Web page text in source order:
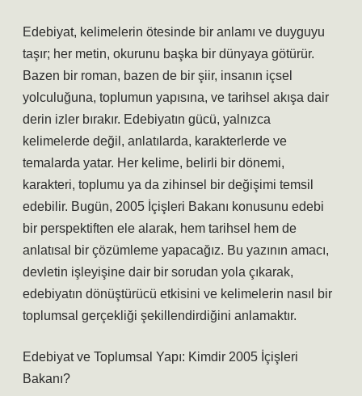
Edebiyat, kelimelerin ötesinde bir anlamı ve duyguyu
taşır; her metin, okurunu başka bir dünyaya götürür.
Bazen bir roman, bazen de bir şiir, insanın içsel
yolculuğuna, toplumun yapısına, ve tarihsel akışa dair
derin izler bırakır. Edebiyatın gücü, yalnızca
kelimelerde değil, anlatılarda, karakterlerde ve
temalarda yatar. Her kelime, belirli bir dönemi,
karakteri, toplumu ya da zihinsel bir değişimi temsil
edebilir. Bugün, 2005 İçişleri Bakanı konusunu edebi
bir perspektiften ele alarak, hem tarihsel hem de
anlatısal bir çözümleme yapacağız. Bu yazının amacı,
devletin işleyişine dair bir sorudan yola çıkarak,
edebiyatın dönüştürücü etkisini ve kelimelerin nasıl bir
toplumsal gerçekliği şekillendirdiğini anlamaktır.
Edebiyat ve Toplumsal Yapı: Kimdir 2005 İçişleri
Bakanı?